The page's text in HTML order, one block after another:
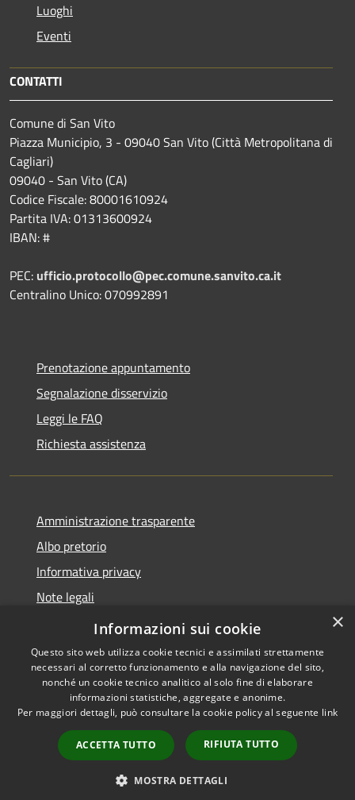
Luoghi
Eventi
CONTATTI
Comune di San Vito
Piazza Municipio, 3 - 09040 San Vito (Città Metropolitana di
Cagliari)
09040 - San Vito (CA)
Codice Fiscale: 80001610924
Partita IVA: 01313600924
IBAN: #
PEC: ufficio.protocollo@pec.comune.sanvito.ca.it
Centralino Unico: 070992891
Prenotazione appuntamento
Segnalazione disservizio
Leggi le FAQ
Richiesta assistenza
Amministrazione trasparente
Albo pretorio
Informativa privacy
Note legali
Dichiarazione di accessibilità
Accessibilità
Copyright © 2026 • Comune di
San Vito - Sardegna • Powered
byMunicipium
Accesso
redazione
×
Informazioni sui cookie
Questo sito web utilizza cookie tecnici e assimilati strettamente
necessari al corretto funzionamento e alla navigazione del sito,
nonché un cookie tecnico analitico al solo fine di elaborare
informazioni statistiche, aggregate e anonime.
Per maggiori dettagli, può consultare la cookie policy al seguente link
ACCETTA TUTTO RIFIUTA TUTTO
MOSTRA DETTAGLI